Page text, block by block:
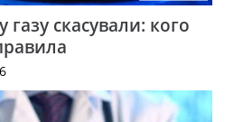
газу скасували: кого